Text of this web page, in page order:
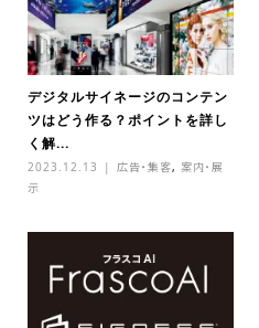
デジタルサイネージのコンテン
ツはどう作る？ポイントを詳し
く解...
2023.12.13 広告・集客, 案内・展
示